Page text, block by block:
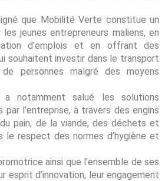
que Mobilité Verte constitue un
jeunes entrepreneurs maliens, en
d’emplois et en offrant des
souhaitent investir dans le transport
personnes malgré des moyens
a notamment salué les solutions
l’entreprise, à travers des engins
pain, de la viande, des déchets et
le respect des normes d’hygiène et
ainsi que l’ensemble de ses
esprit d’innovation, leur engagement